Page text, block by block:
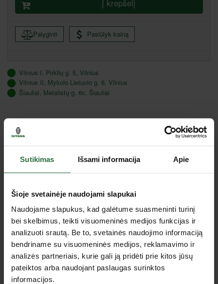
Sutikimas Išsami informacija Apie
Šioje svetainėje naudojami slapukai
Naudojame slapukus, kad galėtume suasmeninti turinį
bei skelbimus, teikti visuomeninės medijos funkcijas ir
analizuoti srautą. Be to, svetainės naudojimo informaciją
bendriname su visuomeninės medijos, reklamavimo ir
analizės partneriais, kurie gali ją pridėti prie kitos jūsų
pateiktos arba naudojant paslaugas surinktos
informacijos.
Į krepšelį
Palyginti Pasiūlyk kainą
Vilnius I, Pirklių g. 5, Vilnius
Vilnius II, Mykolo Lietuvio g. 6, Vilnius
Šiauliai, Metalistų g. 6c, Šiauliai
Rekomenduojami priedai
Lizingas be pabrangimo*
Šlifavimo mašina PFERD
UWER 15/40 A-SI D19
1 259,85 €